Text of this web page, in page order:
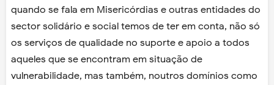
quando se fala em Misericórdias e outras entidades do
sector solidário e social temos de ter em conta, não só
os serviços de qualidade no suporte e apoio a todos
aqueles que se encontram em situação de
vulnerabilidade, mas também, noutros domínios como